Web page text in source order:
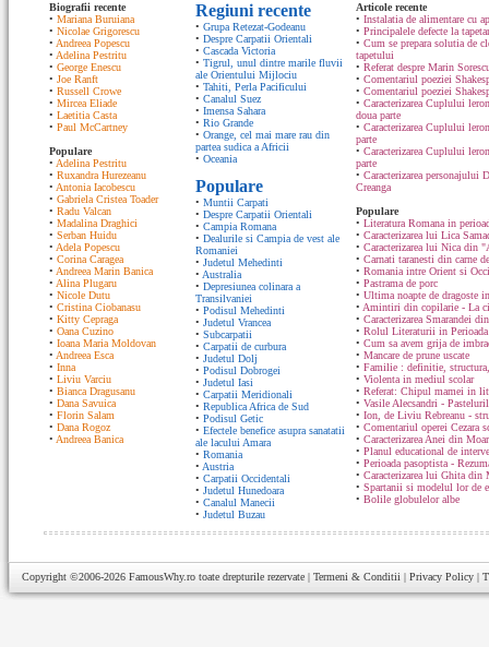
Biografii recente
• Mariana Buruiana
• Nicolae Grigorescu
• Andreea Popescu
• Adelina Pestritu
• George Enescu
• Joe Ranft
• Russell Crowe
• Mircea Eliade
• Laetitia Casta
• Paul McCartney
Populare
• Adelina Pestritu
• Ruxandra Hurezeanu
• Antonia Iacobescu
• Gabriela Cristea Toader
• Radu Valcan
• Madalina Draghici
• Serban Huidu
• Adela Popescu
• Corina Caragea
• Andreea Marin Banica
• Alina Plugaru
• Nicole Dutu
• Cristina Ciobanasu
• Kitty Cepraga
• Oana Cuzino
• Ioana Maria Moldovan
• Andreea Esca
• Inna
• Liviu Varciu
• Bianca Dragusanu
• Dana Savuica
• Florin Salam
• Dana Rogoz
• Andreea Banica
Regiuni recente
• Grupa Retezat-Godeanu
• Despre Carpatii Orientali
• Cascada Victoria
• Tigrul, unul dintre marile fluvii
ale Orientului Mijlociu
• Tahiti, Perla Pacificului
• Canalul Suez
• Imensa Sahara
• Rio Grande
• Orange, cel mai mare rau din
partea sudica a Africii
• Oceania
Populare
• Muntii Carpati
• Despre Carpatii Orientali
• Campia Romana
• Dealurile si Campia de vest ale
Romaniei
• Judetul Mehedinti
• Australia
• Depresiunea colinara a
Transilvaniei
• Podisul Mehedinti
• Judetul Vrancea
• Subcarpatii
• Carpatii de curbura
• Judetul Dolj
• Podisul Dobrogei
• Judetul Iasi
• Carpatii Meridionali
• Republica Africa de Sud
• Podisul Getic
• Efectele benefice asupra sanatatii
ale lacului Amara
• Romania
• Austria
• Carpatii Occidentali
• Judetul Hunedoara
• Canalul Manecii
• Judetul Buzau
Articole recente
• Instalatia de alimentare cu
• Principalele defecte la
• Cum se prepara solutia de
tapetului
• Referat despre Marin
• Comentariul poeziei
• Comentariul poeziei
• Caracterizarea Cuplului
doua parte
• Caracterizarea Cuplului
parte
• Caracterizarea Cuplului
parte
• Caracterizarea personajului
Creanga
Populare
• Literatura Romana in
• Caracterizarea lui Lica
• Caracterizarea lui Nica din
• Carnati taranesti din carne
• Romania intre Orient si
• Pastrama de porc
• Ultima noapte de dragoste
• Amintiri din copilarie - La
• Caracterizarea Smarandei
• Rolul Literaturii in Perioada
• Cum sa avem grija de
• Mancare de prune uscate
• Familie : definitie,
• Violenta in mediul scolar
• Referat: Chipul mamei in
• Vasile Alecsandri -
• Ion, de Liviu Rebreanu -
• Comentariul operei Cezara
• Caracterizarea Anei din
• Planul educational de
• Perioada pasoptista -
• Caracterizarea lui Ghita din
• Spartanii si modelul lor de
• Bolile globulelor albe
Copyright ©2006-2026 FamousWhy.ro toate drepturile rezervate | Termeni & Conditii | Privacy Policy |